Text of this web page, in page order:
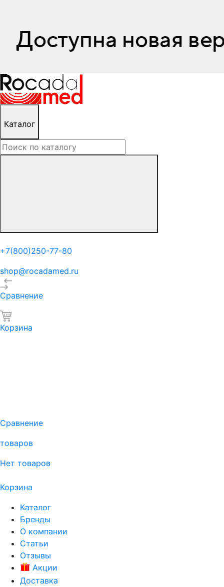
Каталог
+7(800)250-77-80
shop@rocadamed.ru
Сравнение
Корзина
Сравнение
товаров
Нет товаров
Корзина
Каталог
Бренды
О компании
Статьи
Отзывы
Акции
Доставка